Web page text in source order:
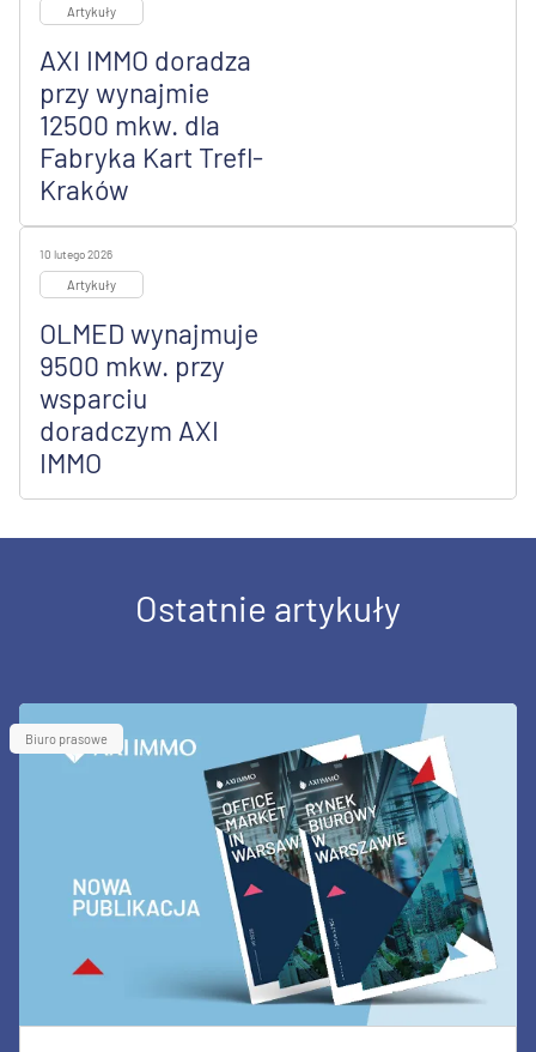
Artykuły
AXI IMMO doradza
przy wynajmie
12500 mkw. dla
Fabryka Kart Trefl-
Kraków
10 lutego 2026
Artykuły
OLMED wynajmuje
9500 mkw. przy
wsparciu
doradczym AXI
IMMO
Ostatnie artykuły
Biuro prasowe